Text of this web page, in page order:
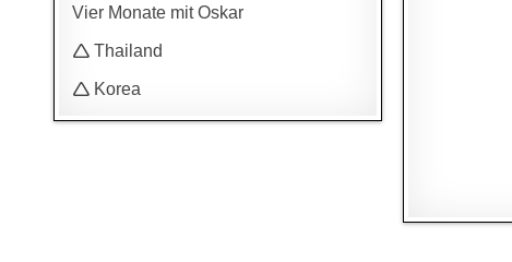
Vier Monate mit Oskar
🛆 Thailand
🛆 Korea